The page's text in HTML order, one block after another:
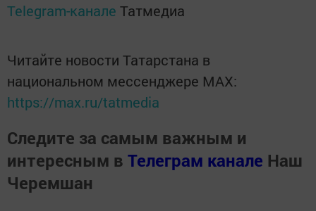
Telegram-канале Татмедиа
Читайте новости Татарстана в
национальном мессенджере MАХ:
https://max.ru/tatmedia
Следите за самым важным и
интересным в Телеграм канале Наш
Черемшан